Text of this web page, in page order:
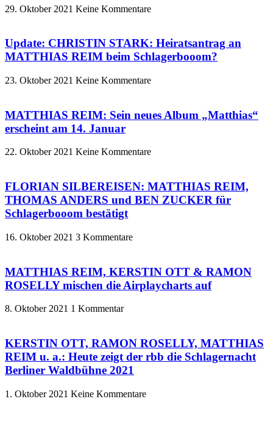
29. Oktober 2021 Keine Kommentare
Update: CHRISTIN STARK: Heiratsantrag an
MATTHIAS REIM beim Schlagerbooom?
23. Oktober 2021 Keine Kommentare
MATTHIAS REIM: Sein neues Album „Matthias“
erscheint am 14. Januar
22. Oktober 2021 Keine Kommentare
FLORIAN SILBEREISEN: MATTHIAS REIM,
THOMAS ANDERS und BEN ZUCKER für
Schlagerbooom bestätigt
16. Oktober 2021 3 Kommentare
MATTHIAS REIM, KERSTIN OTT & RAMON
ROSELLY mischen die Airplaycharts auf
8. Oktober 2021 1 Kommentar
KERSTIN OTT, RAMON ROSELLY, MATTHIAS
REIM u. a.: Heute zeigt der rbb die Schlagernacht
Berliner Waldbühne 2021
1. Oktober 2021 Keine Kommentare